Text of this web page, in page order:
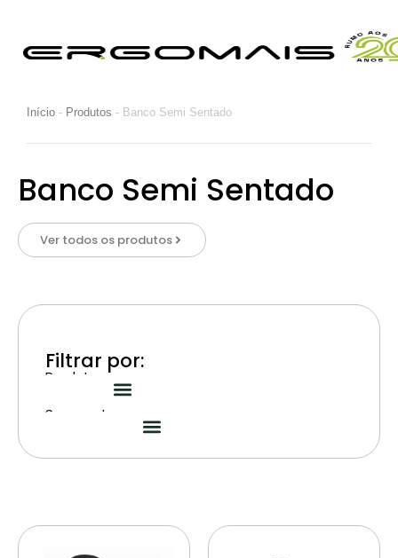
Início - Produtos - Banco Semi Sentado
Banco Semi Sentado
Ver todos os produtos
Filtrar por:
Produtos
Segmentos